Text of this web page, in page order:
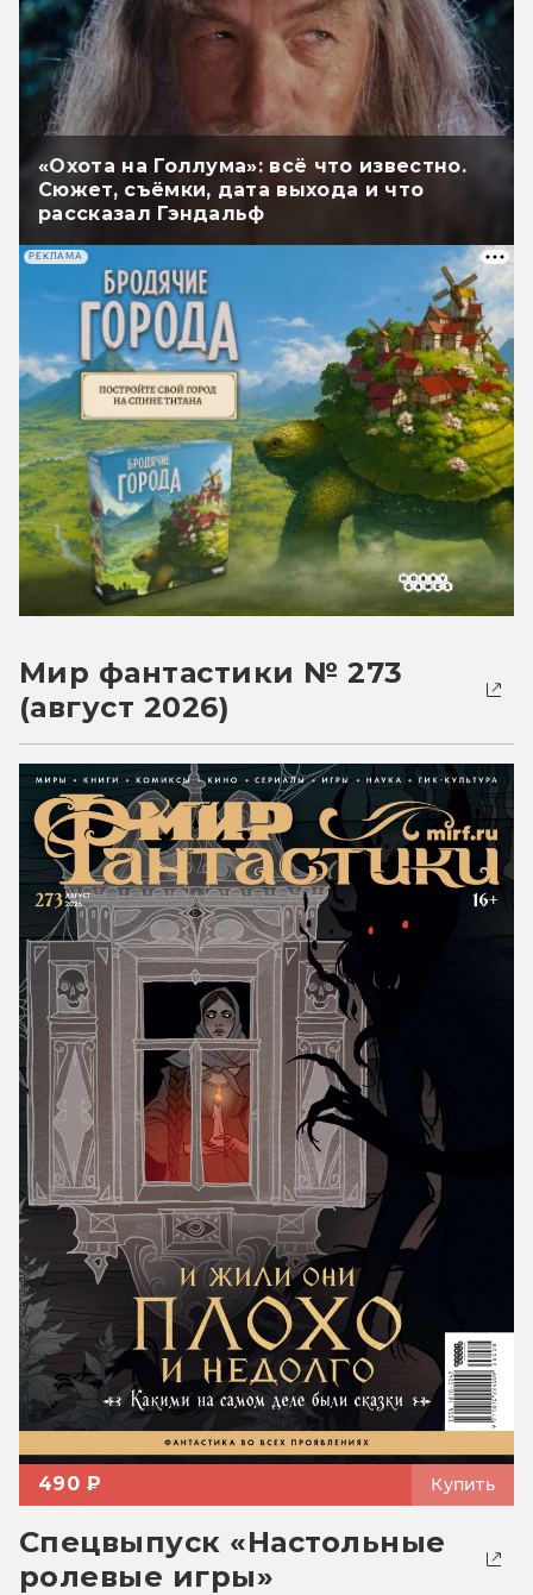
«Охота на Голлума»: всё что известно.
Сюжет, съёмки, дата выхода и что
рассказал Гэндальф
РЕКЛАМА
Мир фантастики № 273
(август 2026)
490 ₽ Купить
Спецвыпуск «Настольные
ролевые игры»